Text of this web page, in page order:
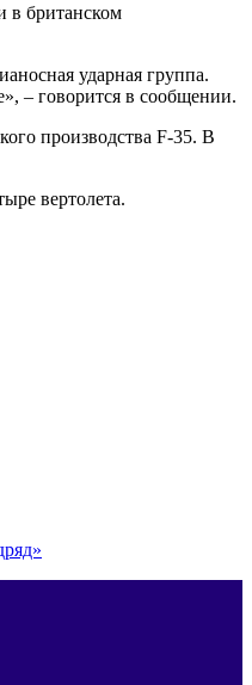
в британском
ударная группа.
– говорится в сообщении.
производства F-35. В
вертолета.